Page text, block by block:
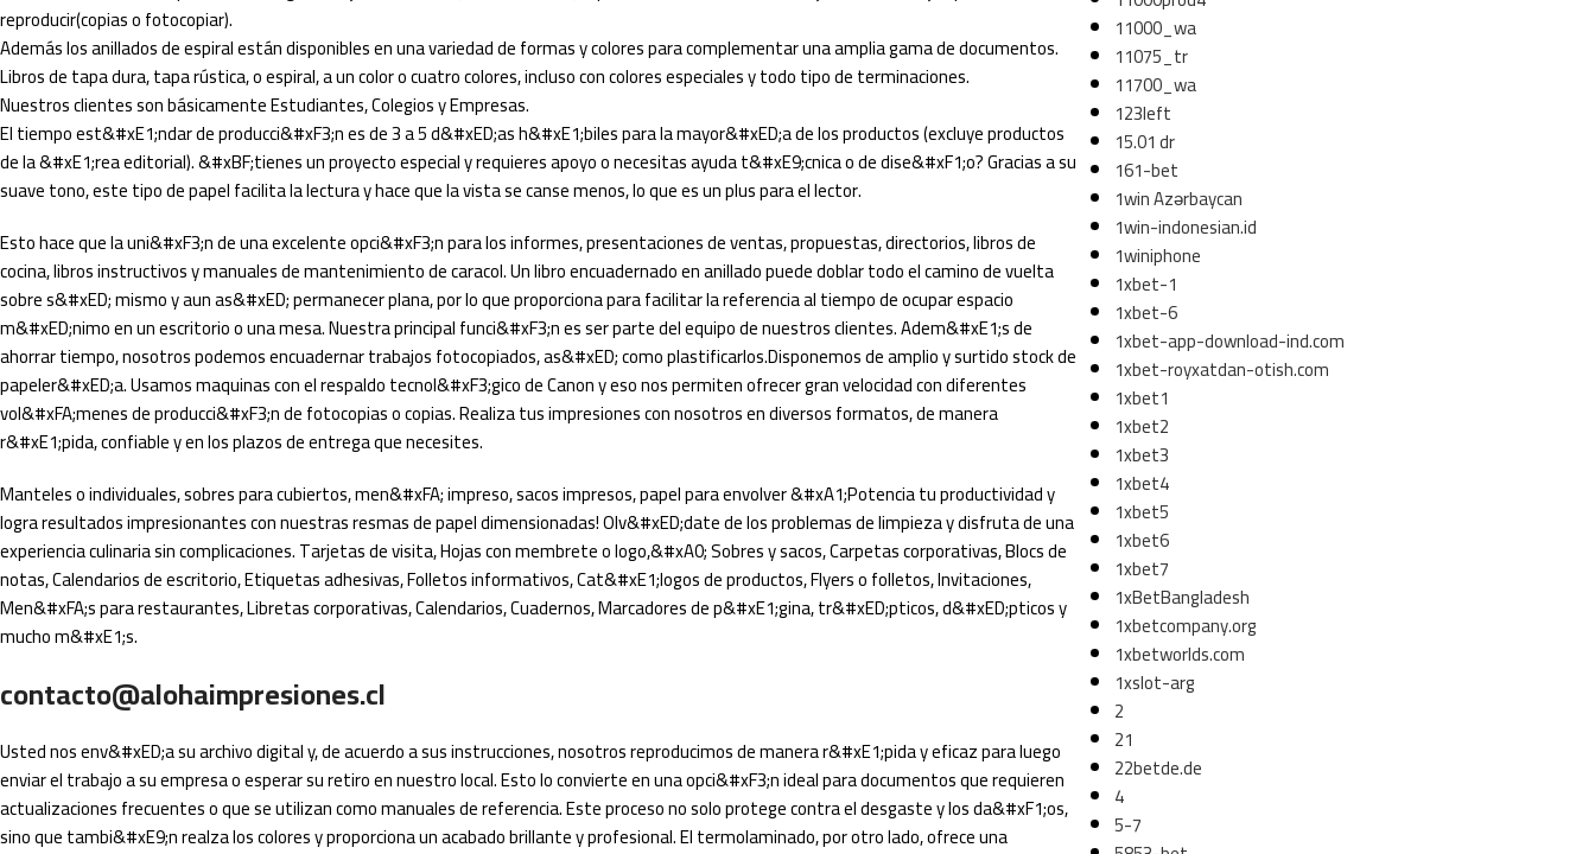
reproducir(copias o fotocopiar).
Además los anillados de espiral están disponibles en una variedad de formas y colores para complementar una amplia gama de documentos.
Libros de tapa dura, tapa rústica, o espiral, a un color o cuatro colores, incluso con colores especiales y todo tipo de terminaciones.
Nuestros clientes son básicamente Estudiantes, Colegios y Empresas.
El tiempo est&#xE1;ndar de producci&#xF3;n es de 3 a 5 d&#xED;as h&#xE1;biles para la mayor&#xED;a de los productos (excluye productos
de la &#xE1;rea editorial). &#xBF;tienes un proyecto especial y requieres apoyo o necesitas ayuda t&#xE9;cnica o de dise&#xF1;o? Gracias a su
suave tono, este tipo de papel facilita la lectura y hace que la vista se canse menos, lo que es un plus para el lector.
Esto hace que la uni&#xF3;n de una excelente opci&#xF3;n para los informes, presentaciones de ventas, propuestas, directorios, libros de
cocina, libros instructivos y manuales de mantenimiento de caracol. Un libro encuadernado en anillado puede doblar todo el camino de vuelta
sobre s&#xED; mismo y aun as&#xED; permanecer plana, por lo que proporciona para facilitar la referencia al tiempo de ocupar espacio
m&#xED;nimo en un escritorio o una mesa. Nuestra principal funci&#xF3;n es ser parte del equipo de nuestros clientes. Adem&#xE1;s de
ahorrar tiempo, nosotros podemos encuadernar trabajos fotocopiados, as&#xED; como plastificarlos.Disponemos de amplio y surtido stock de
papeler&#xED;a. Usamos maquinas con el respaldo tecnol&#xF3;gico de Canon y eso nos permiten ofrecer gran velocidad con diferentes
vol&#xFA;menes de producci&#xF3;n de fotocopias o copias. Realiza tus impresiones con nosotros en diversos formatos, de manera
r&#xE1;pida, confiable y en los plazos de entrega que necesites.
Manteles o individuales, sobres para cubiertos, men&#xFA; impreso, sacos impresos, papel para envolver &#xA1;Potencia tu productividad y
logra resultados impresionantes con nuestras resmas de papel dimensionadas! Olv&#xED;date de los problemas de limpieza y disfruta de una
experiencia culinaria sin complicaciones. Tarjetas de visita, Hojas con membrete o logo,&#xA0; Sobres y sacos, Carpetas corporativas, Blocs de
notas, Calendarios de escritorio, Etiquetas adhesivas, Folletos informativos, Cat&#xE1;logos de productos, Flyers o folletos, Invitaciones,
Men&#xFA;s para restaurantes, Libretas corporativas, Calendarios, Cuadernos, Marcadores de p&#xE1;gina, tr&#xED;pticos, d&#xED;pticos y
mucho m&#xE1;s.
contacto@alohaimpresiones.cl
Usted nos env&#xED;a su archivo digital y, de acuerdo a sus instrucciones, nosotros reproducimos de manera r&#xE1;pida y eficaz para luego
enviar el trabajo a su empresa o esperar su retiro en nuestro local. Esto lo convierte en una opci&#xF3;n ideal para documentos que requieren
actualizaciones frecuentes o que se utilizan como manuales de referencia. Este proceso no solo protege contra el desgaste y los da&#xF1;os,
sino que tambi&#xE9;n realza los colores y proporciona un acabado brillante y profesional. El termolaminado, por otro lado, ofrece una
11000_wa
11075_tr
11700_wa
123left
15.01 dr
161-bet
1win Azərbaycan
1win-indonesian.id
1winiphone
1xbet-1
1xbet-6
1xbet-app-download-ind.com
1xbet-royxatdan-otish.com
1xbet1
1xbet2
1xbet3
1xbet4
1xbet5
1xbet6
1xbet7
1xBetBangladesh
1xbetcompany.org
1xbetworlds.com
1xslot-arg
2
21
22betde.de
4
5-7